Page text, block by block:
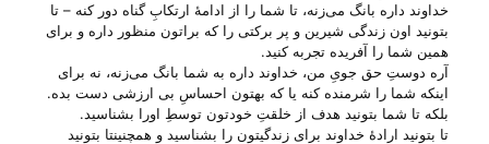
خداوند داره بانگ می‌‌زنه، تا شما را از ادامهٔ ارتکابِ گناه دور کنه – تا
بتونید اون زندگی شیرین و پر برکتی را که براتون منظور داره و برای
همین شما را آفریده تجربه کنید.
آره دوستِ حق جویِ من، خداوند داره به شما بانگ می‌‌زنه، نه برای
اینکه شما را شرمنده کنه یا که بهتون احساسِ بی‌ ارزشی دست بده.
بلکه تا شما بتونید هدف از خلقتِ خودتون توسطِ اورا بشناسید.
تا بتونید ارادهٔ خداوند برای زندگیتون را بشناسید و همچنینتا بتونید